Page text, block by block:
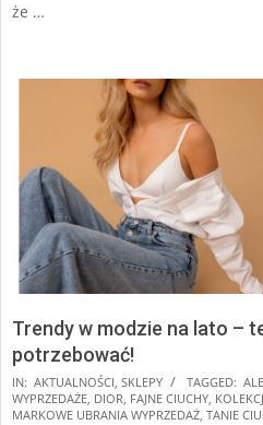
że …
Trendy w modzie na lato –
potrzebować!
2025-
03-
IN: AKTUALNOŚCI, SKLEPY TAGGED:
WYPRZEDAŻE, DIOR, FAJNE CIUCHY,
MARKOWE UBRANIA WYPRZEDAŻ, TANIE